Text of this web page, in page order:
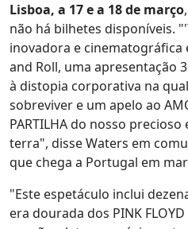
Lisboa, a 17 e a 18 de março
não há bilhetes disponíveis.
inovadora e cinematográfica
and Roll, uma apresentação
à distopia corporativa na
sobreviver e um apelo ao
PARTILHA do nosso
terra", disse Waters em
que chega a Portugal em
"Este espetáculo inclui
era dourada dos PINK